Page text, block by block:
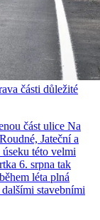
části důležité
část ulice Na
Jateční a
této velmi
6. srpna tak
léta plná
stavebními